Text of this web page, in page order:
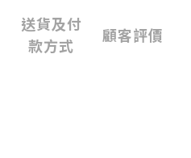
送貨及付
款方式
顧客評價